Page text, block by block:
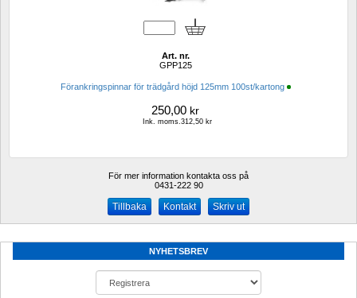
Art. nr.
GPP125
Förankringspinnar för trädgård höjd 125mm 100st/kartong
250,00 kr
Ink. moms.312,50 kr
För mer information kontakta oss på
0431-222 90
Kontakt Skriv ut
NYHETSBREV